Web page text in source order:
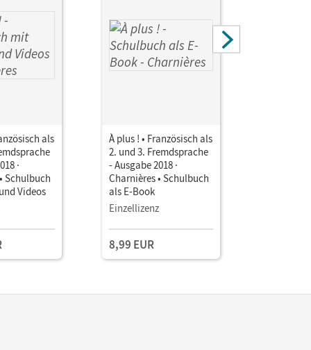
als
·
Schulbuch
Videos
À plus ! • Französisch als
2. und 3. Fremdsprache
- Ausgabe 2018 ·
Charnières • Schulbuch
als E-Book
Einzellizenz
8,99 EUR